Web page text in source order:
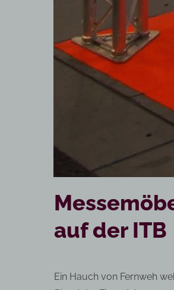
auf der ITB
Ein Hauch von Fernweh